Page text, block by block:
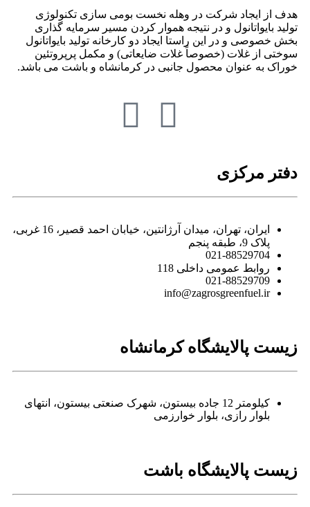
هدف از ایجاد شرکت در وهله نخست بومی سازی تکنولوژی
تولید بایواتانول و در نتیجه هموار کردن مسیر سرمایه گذاری
بخش خصوصی و در این راستا ایجاد دو کارخانه تولید بایواتانول
سوختی از غلات (خصوصاً غلات ضایعاتی) و مکمل پرپروتئین
خوراک به عنوان محصول جانبی در کرمانشاه و باشت می باشد.
دفتر مرکزی
ایران، تهران، میدان آرژانتین، خیابان احمد قصیر، 16 غربی،
پلاک 9، طبقه پنجم
021-88529704
روابط عمومی داخلی 118
021-88529709
info@zagrosgreenfuel.ir​
زیست پالایشگاه کرمانشاه
کیلومتر 12 جاده بیستون، شهرک صنعتی بیستون، انتهای
بلوار رازی، بلوار خوارزمی
زیست پالایشگاه باشت